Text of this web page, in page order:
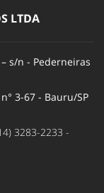
LTDA
s/n - Pederneiras
3-67 - Bauru/SP
3283-2233 -